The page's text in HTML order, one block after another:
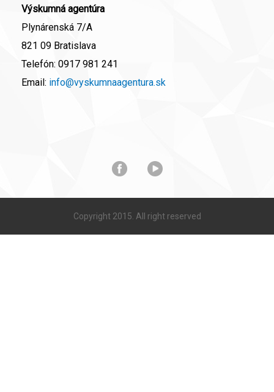
Výskumná agentúra
Plynárenská 7/A
821 09 Bratislava
Telefón: 0917 981 241
Email: info@vyskumnaagentura.sk
Copyright 2015. All right reserved